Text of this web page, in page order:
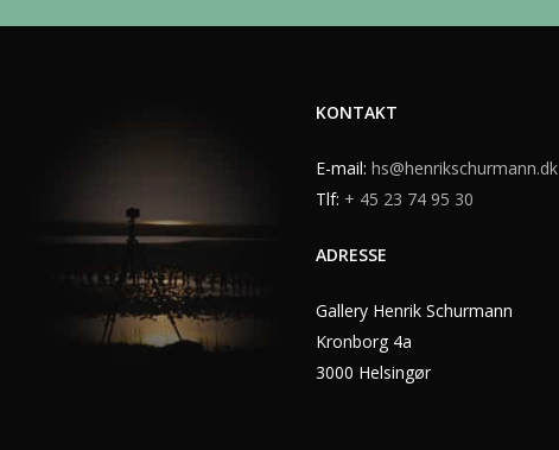
KONTAKT
E-mail: hs@henrikschurmann.dk
Tlf: + 45 23 74 95 30
ADRESSE
Gallery Henrik Schurmann
Kronborg 4a
3000 Helsingør